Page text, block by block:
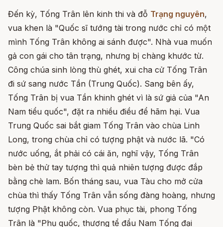
Đến kỳ, Tống Trân lên kinh thi và đỗ Trạng nguyên,
vua khen là "Quốc sĩ tướng tài trong nước chỉ có một
mình Tống Trân không ai sánh được". Nhà vua muốn
gả con gái cho tân trạng, nhưng bị chàng khước từ.
Công chúa sinh lòng thù ghét, xui cha cử Tống Trân
đi sứ sang nước Tần (Trung Quốc). Sang bên ấy,
Tống Trân bị vua Tần khinh ghét vì là sứ giả của "An
Nam tiểu quốc", đặt ra nhiều điều để hãm hại. Vua
Trung Quốc sai bắt giam Tống Trân vào chùa Linh
Long, trong chùa chỉ có tượng phật và nước lã. "Có
nước uống, ắt phải có cái ăn, nghĩ vậy, Tống Trân
bèn bẻ thử tay tượng thì quả nhiên tượng được đắp
bằng chè lam. Bốn tháng sau, vua Tàu cho mở cửa
chùa thì thấy Tống Trân vẫn sống đàng hoàng, nhưng
tượng Phật không còn. Vua phục tài, phong Tống
Trân là "Phụ quốc, thượng tể đẩu Nam Tống đại